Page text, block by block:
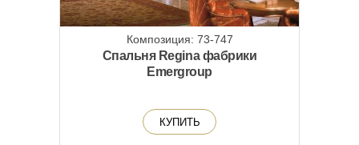
Композиция: 73-747
Спальня Regina фабрики
Emergroup
КУПИТЬ